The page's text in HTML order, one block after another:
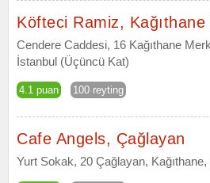
Köfteci Ramiz, Kağıthane
Cendere Caddesi, 16 Kağıthane
İstanbul (Üçüncü Kat)
4.1 puan 100 reyting
Cafe Angels, Çağlayan
Yurt Sokak, 20 Çağlayan,